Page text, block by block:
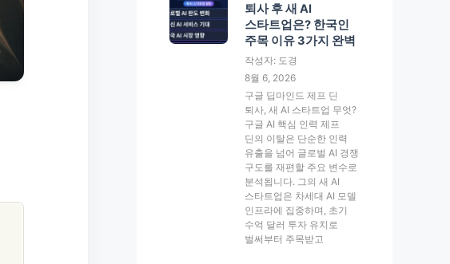
퇴사 후 새 AI
스타트업은? 한국인
주목 이유 3가지 완벽
작성자: 도경
8월 6, 2026
구글 딥마인드 제프 딘
퇴사, 새 AI 스타트업 무엇?
구글 AI 핵심 인력 제프
딘의 이탈은 단순한 인력
유출을 넘어 글로벌 AI 경쟁
구도를 재편할 주요 변수로
분석됩니다. 그의 새 AI
스타트업은 차세대 AI 모델
인프라에 집중하며, 초기
수억 달러 투자 유치로
벌써부터 주목받고